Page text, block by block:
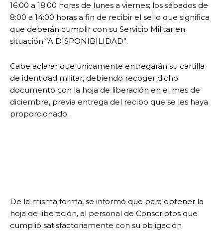
16:00 a 18:00 horas de lunes a viernes; los sábados de
8:00 a 14:00 horas a fin de recibir el sello que significa
que deberán cumplir con su Servicio Militar en
situación “A DISPONIBILIDAD”.
Cabe aclarar que únicamente entregarán su cartilla
de identidad militar, debiendo recoger dicho
documento con la hoja de liberación en el mes de
diciembre, previa entrega del recibo que se les haya
proporcionado.
De la misma forma, se informó que para obtener la
hoja de liberación, al personal de Conscriptos que
cumplió satisfactoriamente con su obligación